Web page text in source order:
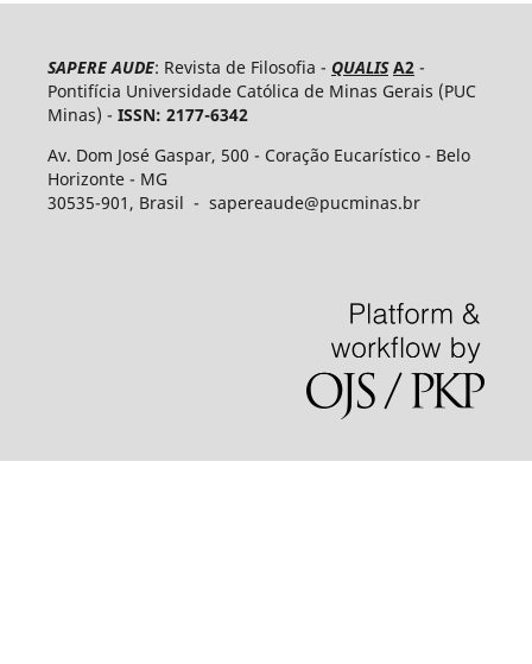
SAPERE AUDE: Revista de Filosofia - QUALIS A2-
Pontifícia Universidade Católica de Minas Gerais (PUC
Minas) - ISSN: 2177-6342
Av. Dom José Gaspar, 500 - Coração Eucarístico - Belo
Horizonte - MG
30535-​901, Brasil - sapereaude@pucminas.br